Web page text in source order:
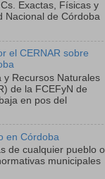
Exactas, Físicas y
Nacional de Córdoba
el CERNAR sobre
y Recursos Naturales
de la FCEFyN de
en pos del
en Córdoba
de cualquier pueblo o
municipales